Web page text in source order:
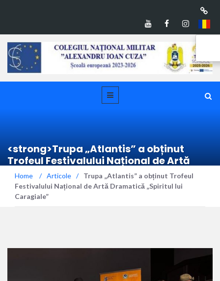
<strong>Trupa „Atlantis” a obținut
Trofeul Festivalului Național de Artă
Dramatică „Spiritul lui
Caragiale”</strong>
Home / Articole /
Trupa „Atlantis” a obținut Trofeul
Festivalului Național de Artă Dramatică „Spiritul lui
Caragiale”